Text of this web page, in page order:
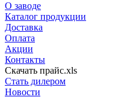
О заводе
Каталог продукции
Доставка
Оплата
Акции
Контакты
Скачать прайс.xls
Стать дилером
Новости